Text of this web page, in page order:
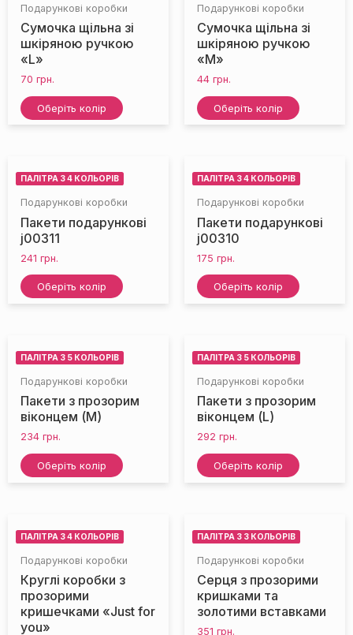
Подарункові коробки
Сумочка щільна зі
шкіряною ручкою
«L»
70 грн.
Оберіть колір
Подарункові коробки
Сумочка щільна зі
шкіряною ручкою
«M»
44 грн.
Оберіть колір
ПАЛІТРА З 4 КОЛЬОРІВ
НЕМАЄ НА СКЛАДІ
Подарункові коробки
Пакети подарункові
j00311
241 грн.
Оберіть колір
ПАЛІТРА З 4 КОЛЬОРІВ
НЕМАЄ НА СКЛАДІ
Подарункові коробки
Пакети подарункові
j00310
175 грн.
Оберіть колір
ПАЛІТРА З 5 КОЛЬОРІВ
Подарункові коробки
Пакети з прозорим
віконцем (M)
234 грн.
Оберіть колір
ПАЛІТРА З 5 КОЛЬОРІВ
НЕМАЄ НА СКЛАДІ
Подарункові коробки
Пакети з прозорим
віконцем (L)
292 грн.
Оберіть колір
ПАЛІТРА З 4 КОЛЬОРІВ
НЕМАЄ НА СКЛАДІ
Подарункові коробки
Круглі коробки з
прозорими
кришечками «Just for
you»
ПАЛІТРА З 3 КОЛЬОРІВ
НЕМАЄ НА СКЛАДІ
Подарункові коробки
Серця з прозорими
кришками та
золотими вставками
351 грн.